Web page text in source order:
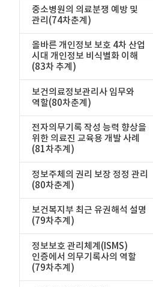
중소병원의 의료분쟁 예방 및
관리(74차춘계)
올바른 개인정보 보호 4차 산업
시대 개인정보 비식별화 이해
(83차 추계)
보건의료정보관리사 임무와
역할(80차춘계)
전자의무기록 작성 능력 향상을
위한 의료진 교육용 개발 사례
(81차추계)
정보주체의 권리 보장 정정 관리
(80차춘계)
보건복지부 최근 유권해석 설명
(79차추계)
정보보호 관리체계(ISMS)
인증에서 의무기록사의 역할
(79차추계)